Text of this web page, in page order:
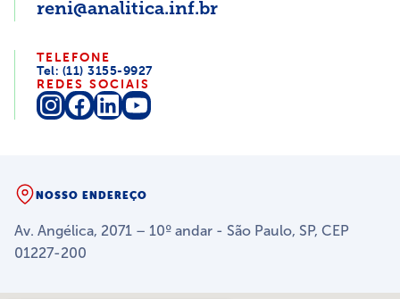
reni@analitica.inf.br
TELEFONE
Tel: (11) 3155-9927
REDES SOCIAIS
NOSSO ENDEREÇO
Av. Angélica, 2071 – 10º andar - São Paulo, SP, CEP
01227-200